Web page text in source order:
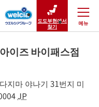
도도부현에서
찾기
메뉴
닫기
이즈 바이패스점
지마 야나기 31번지 미
JP